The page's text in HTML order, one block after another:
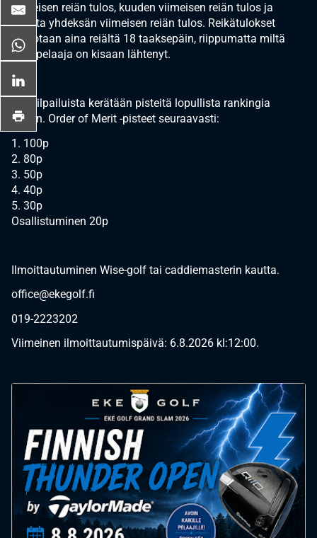
viimeisen reiän tulos, kuuden viimeisen reiän tulos ja
lopulta yhdeksän viimeisen reiän tulos. Reikätulokset
katsotaan aina reiältä 18 taaksepäin, riippumatta miltä
tiiltä pelaaja on kisaan lähtenyt.
Osakilpailuista kerätään pisteitä lopullista rankingia
varten. Order of Merit -pisteet seuraavasti:
1. 100p
2. 80p
3. 50p
4. 40p
5. 30p
Osallistuminen 20p
Ilmoittautuminen Wise-golf tai caddiemasterin kautta.
office@ekegolf.fi
019-2223202
Viimeinen ilmoittautumispäivä: 6.8.2026 kl:12:00.